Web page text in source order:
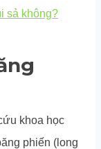
sả không?
khoa học
phiến (long